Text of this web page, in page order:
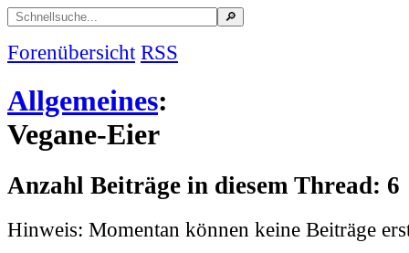
Forenübersicht RSS
Allgemeines:
Vegane-Eier
Anzahl Beiträge in diesem Thread: 6
Hinweis: Momentan können keine Beiträge